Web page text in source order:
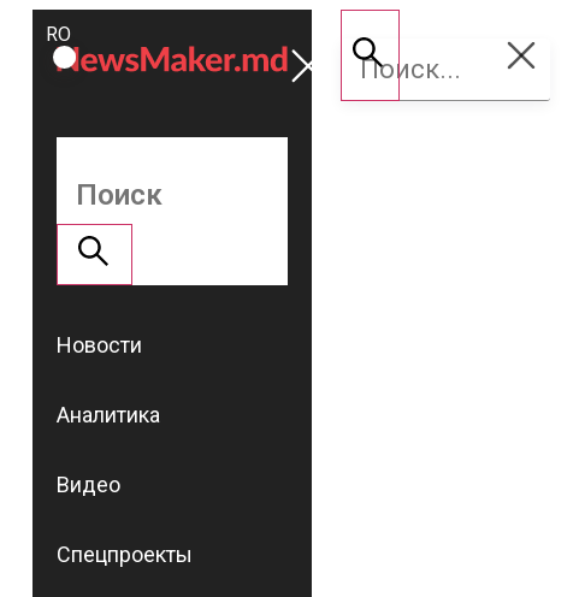
ROMÂNĂ
RU
Поддержать
NM
Новости
Аналитика
Видео
Спецпроекты